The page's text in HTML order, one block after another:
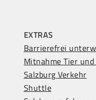
EXTRAS
Barrierefrei
Mitnahme Tier und
Salzburg Verkehr
Shuttle